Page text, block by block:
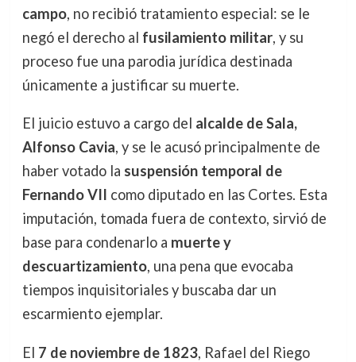
campo, no recibió tratamiento especial: se le
negó el derecho al fusilamiento militar, y su
proceso fue una parodia jurídica destinada
únicamente a justificar su muerte.
El juicio estuvo a cargo del alcalde de Sala,
Alfonso Cavia, y se le acusó principalmente de
haber votado la suspensión temporal de
Fernando VII como diputado en las Cortes. Esta
imputación, tomada fuera de contexto, sirvió de
base para condenarlo a muerte y
descuartizamiento, una pena que evocaba
tiempos inquisitoriales y buscaba dar un
escarmiento ejemplar.
El 7 de noviembre de 1823, Rafael del Riego